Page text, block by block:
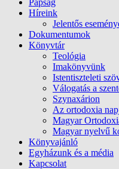
Híreink
Jelentős
Dokumentumok
Könyvtár
Teológia
Imakönyvünk
Istentiszteleti
Válogatás a
Szynaxárion
Az ortodoxia
Magyar
Magyar nyelvű
Könyvajánló
Egyházunk és a média
Kapcsolat